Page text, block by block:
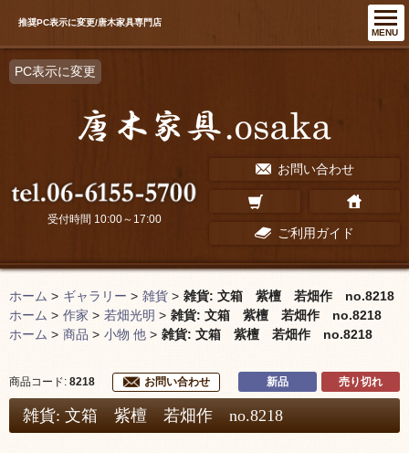
MENU
推奨PC表示に変更/唐木家具専門店
PC表示に変更
お問い合わせ
ご利用ガイド
受付時間 10:00～17:00
ホーム > ギャラリー > 雑貨 > 雑貨: 文箱 紫檀 若畑作 no.8218
ホーム > 作家 > 若畑光明 > 雑貨: 文箱 紫檀 若畑作 no.8218
ホーム > 商品 > 小物 他 > 雑貨: 文箱 紫檀 若畑作 no.8218
商品コード: 8218 お問い合わせ 新品 売り切れ
雑貨: 文箱 紫檀 若畑作 no.8218